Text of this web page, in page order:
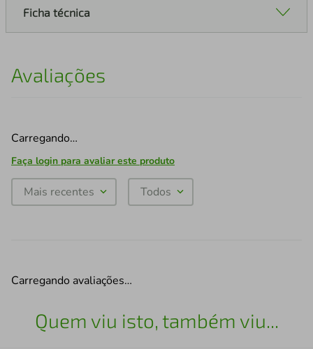
Ficha técnica
Avaliações
Carregando…
Faça login para avaliar este produto
Mais recentes Todos
Carregando avaliações…
Quem viu isto, também viu...